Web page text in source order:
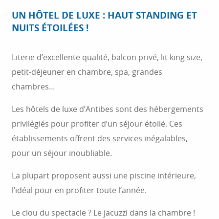
UN HÔTEL DE LUXE : HAUT STANDING ET
NUITS ÉTOILÉES !
Literie d’excellente qualité, balcon privé, lit king size,
petit-déjeuner en chambre, spa, grandes
chambres…
Les hôtels de luxe d’Antibes sont des hébergements
privilégiés pour profiter d’un séjour étoilé. Ces
établissements offrent des services inégalables,
pour un séjour inoubliable.
La plupart proposent aussi une piscine intérieure,
l’idéal pour en profiter toute l’année.
Le clou du spectacle ? Le jacuzzi dans la chambre !